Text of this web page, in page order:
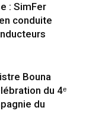
: SimFer
conduite
Bouna
du 4ᵉ
du